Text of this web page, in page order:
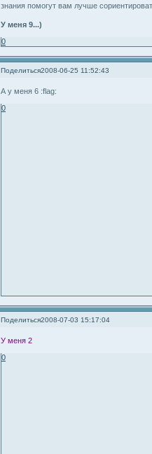
знания помогут вам лучше
У меня 9...)
0
Поделиться2008-06-25 11:52:43
А у меня 6 :flag:
0
Поделиться2008-07-03 15:17:04
У меня 2
0